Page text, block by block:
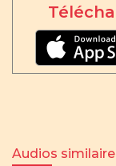
Audios